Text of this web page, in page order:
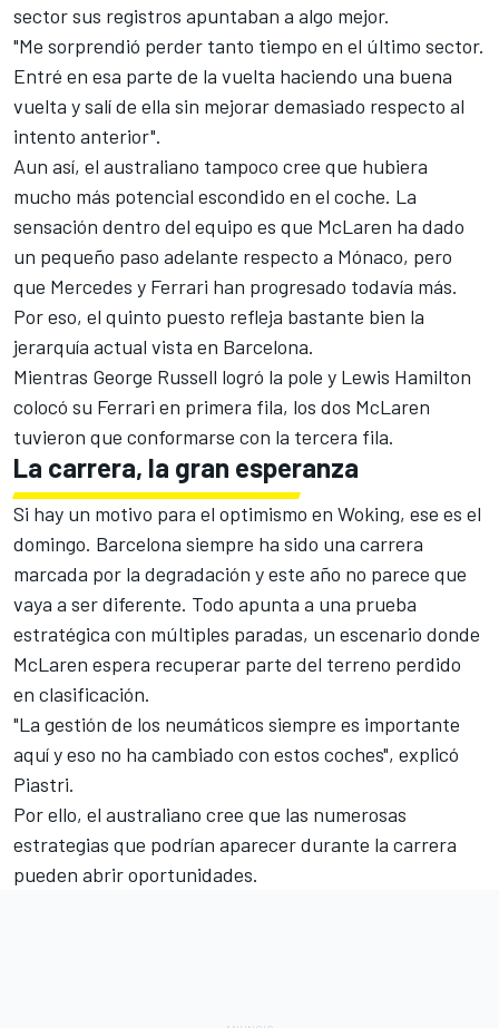
sector sus registros apuntaban a algo mejor.
"Me sorprendió perder tanto tiempo en el último sector.
Entré en esa parte de la vuelta haciendo una buena
vuelta y salí de ella sin mejorar demasiado respecto al
intento anterior".
Aun así, el australiano tampoco cree que hubiera
mucho más potencial escondido en el coche. La
sensación dentro del equipo es que McLaren ha dado
un pequeño paso adelante respecto a Mónaco, pero
que Mercedes y Ferrari han progresado todavía más.
Por eso, el quinto puesto refleja bastante bien la
jerarquía actual vista en Barcelona.
Mientras George Russell logró la pole y Lewis Hamilton
colocó su Ferrari en primera fila, los dos McLaren
tuvieron que conformarse con la tercera fila.
La carrera, la gran esperanza
Si hay un motivo para el optimismo en Woking, ese es el
domingo. Barcelona siempre ha sido una carrera
marcada por la degradación y este año no parece que
vaya a ser diferente. Todo apunta a una prueba
estratégica con múltiples paradas, un escenario donde
McLaren espera recuperar parte del terreno perdido
en clasificación.
"La gestión de los neumáticos siempre es importante
aquí y eso no ha cambiado con estos coches", explicó
Piastri.
Por ello, el australiano cree que las numerosas
estrategias que podrían aparecer durante la carrera
pueden abrir oportunidades.